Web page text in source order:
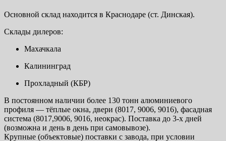
Основной склад находится в Краснодаре (ст. Динская).
Склады дилеров:
Махачкала
Калининград
Прохладный (КБР)
В постоянном наличии более 130 тонн алюминиевого
профиля — тёплые окна, двери (8017, 9006, 9016), фасадная
система (8017,9006, 9016, неокрас). Поставка до 3-х дней
(возможна и день в день при самовывозе).
Крупные (объектовые) поставки с завода, при условии